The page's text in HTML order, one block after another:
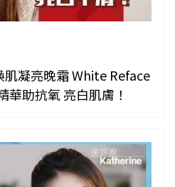
肌凝亮晚霜 White Reface
助抗氧 亮白肌膚！